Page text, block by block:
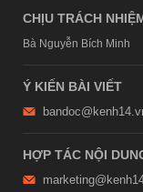
CHỊU TRÁCH
Bà Nguyễn Bích Minh
Ý KIẾN BÀI VIẾT
HỢP TÁC NỘI